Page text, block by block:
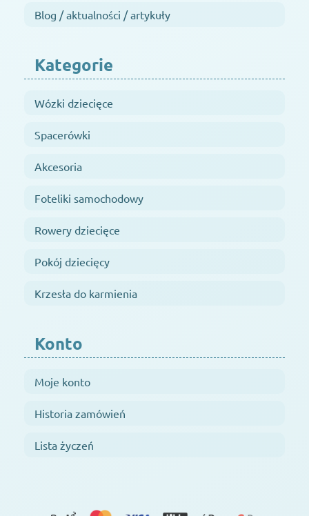
Blog / aktualności / artykuły
Kategorie
Wózki dziecięce
Spacerówki
Akcesoria
Foteliki samochodowy
Rowery dziecięce
Pokój dziecięcy
Krzesła do karmienia
Konto
Moje konto
Historia zamówień
Lista życzeń